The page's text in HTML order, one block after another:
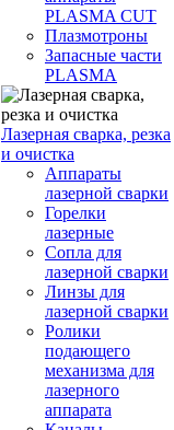
PLASMA CUT
Плазмотроны
Запасные части
PLASMA
Лазерная сварка, резка
и очистка
Аппараты
лазерной сварки
Горелки
лазерные
Сопла для
лазерной сварки
Линзы для
лазерной сварки
Ролики
подающего
механизма для
лазерного
аппарата